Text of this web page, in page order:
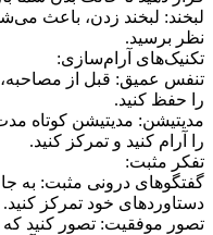
لبخند: لبخند زدن، باعث
نظر برسید.
تکنیک‌های آرام‌سازی:
تنفس عمیق: قبل از
را حفظ کنید.
مدیتیشن: مدیتیشن کوتاه
را آرام کنید و تمرکز کنید.
تفکر مثبت:
گفتگوهای درونی مثبت: به
دستاوردهای خود تمرکز کنید.
تصور موفقیت: تصور کنید